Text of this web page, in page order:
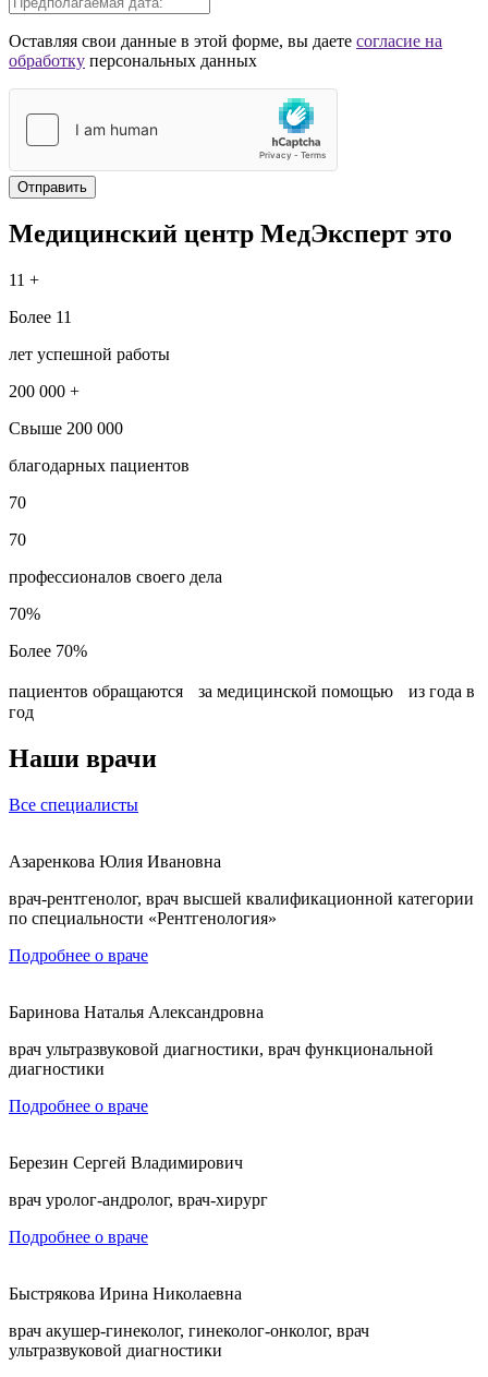
Оставляя свои данные в этой форме, вы даете согласие на
обработку персональных данных
Отправить
Медицинский центр МедЭксперт это
11 +
Более 11
лет успешной работы
200 000 +
Свыше 200 000
благодарных пациентов
70
70
профессионалов своего дела
70%
Более 70%
пациентов обращаются за медицинской помощью из года в
год
Наши врачи
Все специалисты
Азаренкова Юлия Ивановна
врач-рентгенолог, врач высшей квалификационной категории
по специальности «Рентгенология»
Подробнее о враче
Баринова Наталья Александровна
врач ультразвуковой диагностики, врач функциональной
диагностики
Подробнее о враче
Березин Сергей Владимирович
врач уролог-андролог, врач-хирург
Подробнее о враче
Быстрякова Ирина Николаевна
врач акушер-гинеколог, гинеколог-онколог, врач
ультразвуковой диагностики